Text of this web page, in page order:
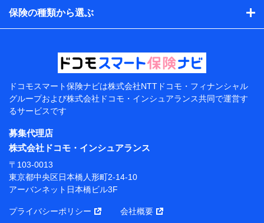
アンケートやキャンペーン等の実施のため
上記に係る案内・手続き・管理等付帯業務を行うため
当該個人データを取り扱う各共同利用者（詳細は次のと
東京都千代田区永田町2丁目11番1号 山王パークタワー
株式会社NTTドコモ 代表取締役社長 前田 義晃
東京都中央区日本橋人形町2-14-10 アーバンネット日
本橋ビル 3F
長 吉村 忠義
※ 当社および株式会社NTTドコモは、お客さまの情報
ソナルデータ憲章」に定める行動原則を順守します 。
保険の種類から選ぶ
ドコモスマート保険ナビは株式会社NTTドコモ・フィナンシャル
グループおよび株式会社ドコモ・インシュアランス共同で運営す
るサービスです
募集代理店
株式会社ドコモ・インシュアランス
〒103-0013
東京都中央区日本橋人形町2-14-10
アーバンネット日本橋ビル3F
プライバシーポリシー 会社概要